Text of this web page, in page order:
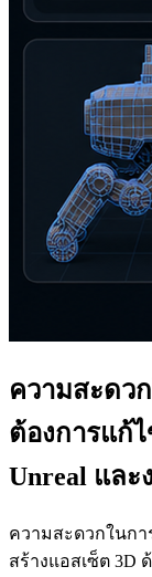
ความสะดว
ต้องการแก้
Unreal และ
ความสะดวกในก
สร้างแอสเซ็ต 3D